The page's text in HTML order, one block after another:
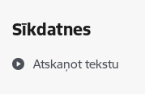
Sīkdatnes
Atskaņot tekstu